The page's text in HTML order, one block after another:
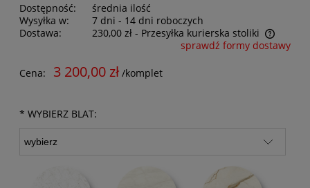
Dostępność:
średnia ilość
Wysyłka w:
7 dni - 14 dni roboczych
Dostawa:
230,00 zł - Przesyłka kurierska stoliki
Cena nie zawiera ewentualnych kosztów płatności
sprawdź formy dostawy
Cena: 3 200,00 zł /komplet
* WYBIERZ BLAT: